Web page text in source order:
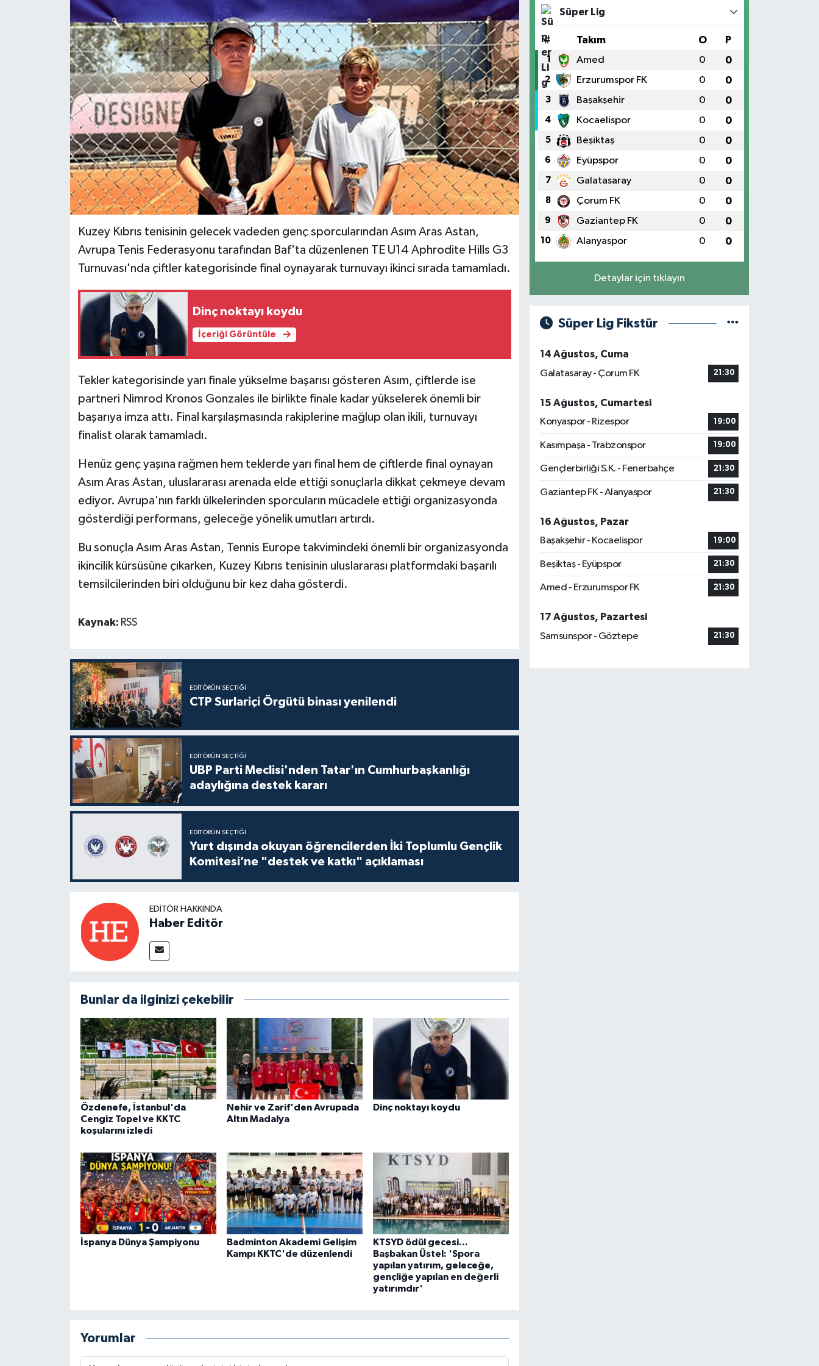
Kuzey Kıbrıs tenisinin gelecek vadeden genç sporcularından Asım Aras Astan,
Avrupa Tenis Federasyonu tarafından Baf'ta düzenlenen TE U14 Aphrodite Hills G3
Turnuvası'nda çiftler kategorisinde final oynayarak turnuvayı ikinci sırada tamamladı.
Dinç noktayı koydu
İçeriği Görüntüle
Tekler kategorisinde yarı finale yükselme başarısı gösteren Asım, çiftlerde ise
partneri Nimrod Kronos Gonzales ile birlikte finale kadar yükselerek önemli bir
başarıya imza attı. Final karşılaşmasında rakiplerine mağlup olan ikili, turnuvayı
finalist olarak tamamladı.
Henüz genç yaşına rağmen hem teklerde yarı final hem de çiftlerde final oynayan
Asım Aras Astan, uluslararası arenada elde ettiği sonuçlarla dikkat çekmeye devam
ediyor. Avrupa'nın farklı ülkelerinden sporcuların mücadele ettiği organizasyonda
gösterdiği performans, geleceğe yönelik umutları artırdı.
Bu sonuçla Asım Aras Astan, Tennis Europe takvimindeki önemli bir organizasyonda
ikincilik kürsüsüne çıkarken, Kuzey Kıbrıs tenisinin uluslararası platformdaki başarılı
temsilcilerinden biri olduğunu bir kez daha gösterdi.
Kaynak: RSS
EDITÖRÜN SEÇTIĞI
CTP Surlariçi Örgütü binası yenilendi
EDITÖRÜN SEÇTIĞI
UBP Parti Meclisi'nden Tatar'ın Cumhurbaşkanlığı
adaylığına destek kararı
EDITÖRÜN SEÇTIĞI
Yurt dışında okuyan öğrencilerden İki Toplumlu Gençlik
Komitesi’ne "destek ve katkı" açıklaması
EDITÖR HAKKINDA
Haber Editör
Bunlar da ilginizi çekebilir
Özdenefe, İstanbul'da
Cengiz Topel ve KKTC
koşularını izledi
Nehir ve Zarif'den Avrupada
Altın Madalya
Dinç noktayı koydu
İspanya Dünya Şampiyonu
Badminton Akademi Gelişim
Kampı KKTC'de düzenlendi
KTSYD ödül gecesi...
Başbakan Üstel: 'Spora
yapılan yatırım, geleceğe,
gençliğe yapılan en değerli
yatırımdır'
Yorumlar
Süper Lig
# Takım O P
1 Amed 0 0
2 Erzurumspor FK 0 0
3 Başakşehir 0 0
4 Kocaelispor 0 0
5 Beşiktaş 0 0
6 Eyüpspor 0 0
7 Galatasaray 0 0
8 Çorum FK 0 0
9 Gaziantep FK 0 0
10 Alanyaspor 0 0
Detaylar için tıklayın
Süper Lig Fikstür
14 Ağustos, Cuma
Galatasaray - Çorum FK
21:30
15 Ağustos, Cumartesi
Konyaspor - Rizespor
19:00
Kasımpaşa - Trabzonspor 19:00
Gençlerbirliği S.K. - Fenerbahçe 21:30
Gaziantep FK - Alanyaspor 21:30
16 Ağustos, Pazar
Başakşehir - Kocaelispor
19:00
Beşiktaş - Eyüpspor 21:30
Amed - Erzurumspor FK 21:30
17 Ağustos, Pazartesi
Samsunspor - Göztepe
21:30